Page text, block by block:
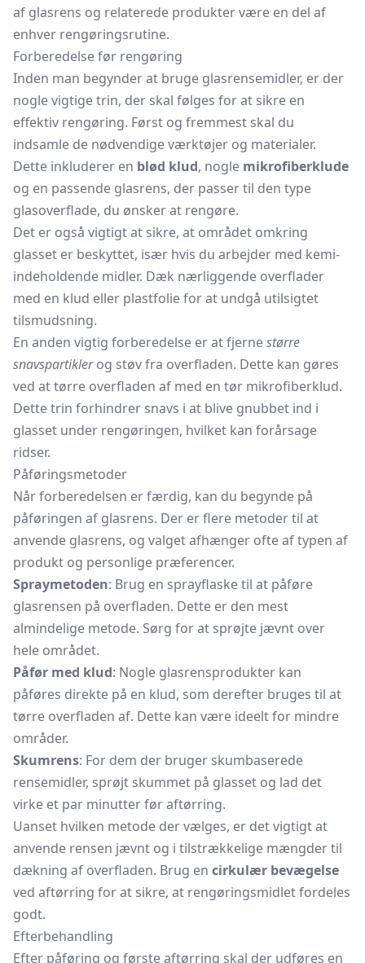
af glasrens og relaterede produkter være en del af
enhver rengøringsrutine.
Forberedelse før rengøring
Inden man begynder at bruge glasrensemidler, er der
nogle vigtige trin, der skal følges for at sikre en
effektiv rengøring. Først og fremmest skal du
indsamle de nødvendige værktøjer og materialer.
Dette inkluderer en blød klud, nogle mikrofiberklude
og en passende glasrens, der passer til den type
glasoverflade, du ønsker at rengøre.
Det er også vigtigt at sikre, at området omkring
glasset er beskyttet, især hvis du arbejder med kemi-
indeholdende midler. Dæk nærliggende overflader
med en klud eller plastfoliefor at undgå utilsigtet
tilsmudsning.
En anden vigtig forberedelse er at fjernestørre
snavspartiklerog støv fra overfladen. Dette kan gøres
ved at tørre overfladen af med en tør mikrofiberklud.
Dette trin forhindrer snavs i at blive gnubbet ind i
glasset under rengøringen, hvilket kan forårsage
ridser.
Påføringsmetoder
Når forberedelsen er færdig, kan du begynde på
påføringen af glasrens. Der er flere metoder til at
anvende glasrens, og valget afhænger ofte af typen af
produkt og personlige præferencer.
Spraymetoden: Brug en sprayflaske til at påføre
glasrensen på overfladen. Dette er den mest
almindelige metode. Sørg for at sprøjte jævnt over
hele området.
Påfør med klud: Nogle glasrensprodukter kan
påføres direkte på en klud, som derefter bruges til at
tørre overfladen af. Dette kan være ideelt for mindre
områder.
Skumrens: For dem der bruger skumbaserede
rensemidler, sprøjt skummet på glasset og lad det
virke et par minutter før aftørring.
Uanset hvilken metode der vælges, er det vigtigt at
anvende rensen jævnt og i tilstrækkelige mængder til
dækning af overfladen. Brug en cirkulær bevægelse
ved aftørring for at sikre, at rengøringsmidlet fordeles
godt.
Efterbehandling
Efter påføring og første aftørring skal der udføres en